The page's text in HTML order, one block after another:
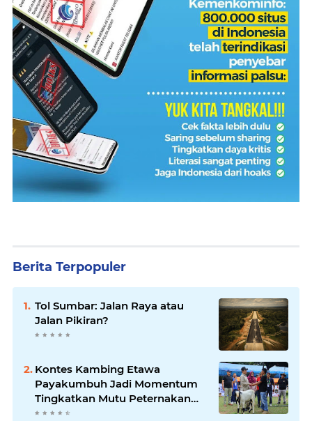
Berita Terpopuler
Tol Sumbar: Jalan Raya atau
Jalan Pikiran?
Kontes Kambing Etawa
Payakumbuh Jadi Momentum
Tingkatkan Mutu Peternakan
Lokal